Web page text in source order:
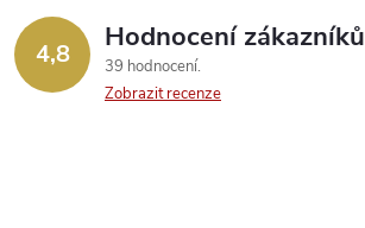
4,8 Hodnocení zákazníků
39 hodnocení
Zobrazit recenze